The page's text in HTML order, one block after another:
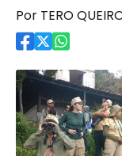
Por TERO